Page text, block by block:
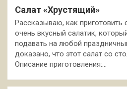
Салат «Хрустящий»
Рассказываю, как приготовить
очень вкусный салатик,
подавать на любой
доказано, что этот салат со
Описание приготовления:…